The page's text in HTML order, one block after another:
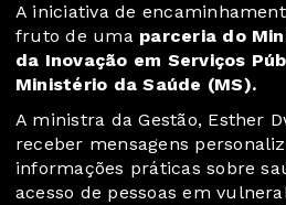
A iniciativa de
fruto de uma parceria do
da Inovação em Serviços
Ministério da Saúde (MS).
A ministra da Gestão, Esther
receber mensagens
informações práticas sobre
acesso de pessoas em